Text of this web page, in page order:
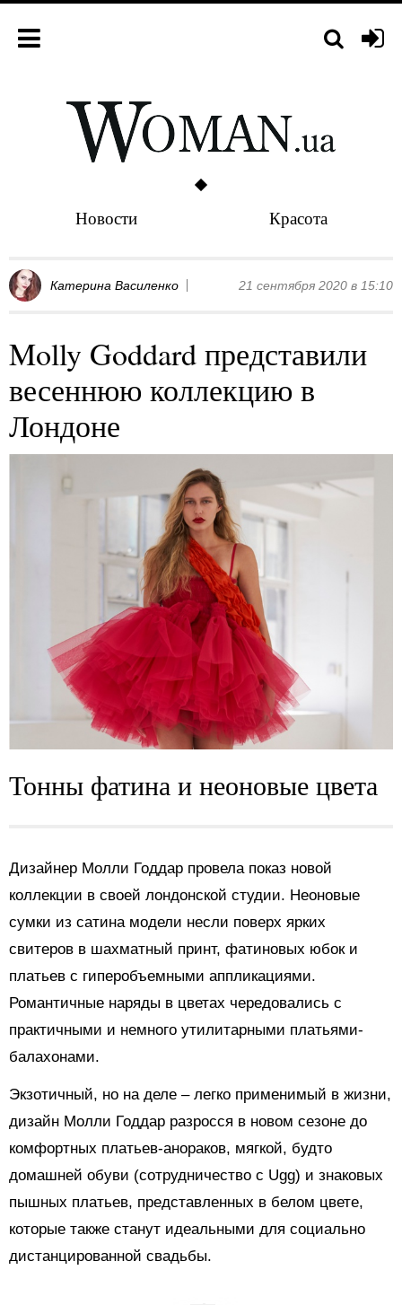
Новости Красота
Катерина Василенко 21 сентября 2020 в 15:10
Molly Goddard представили
весеннюю коллекцию в
Лондоне
Тонны фатина и неоновые цвета
Дизайнер Молли Годдар провела показ новой
коллекции в своей лондонской студии. Неоновые
сумки из сатина модели несли поверх ярких
свитеров в шахматный принт, фатиновых юбок и
платьев с гиперобъемными аппликациями.
Романтичные наряды в цветах чередовались с
практичными и немного утилитарными платьями-
балахонами.
Экзотичный, но на деле – легко применимый в жизни,
дизайн Молли Годдар разросся в новом сезоне до
комфортных платьев-анораков, мягкой, будто
домашней обуви (сотрудничество с Ugg) и знаковых
пышных платьев, представленных в белом цвете,
которые также станут идеальными для социально
дистанцированной свадьбы.